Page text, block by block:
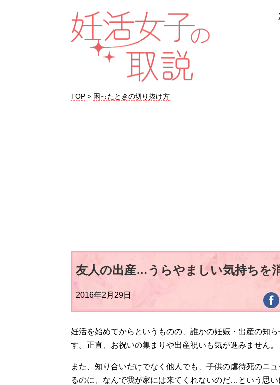
TOP > 困ったときの切り抜け方
友人の出産…うらやましい気持ちを
2016年2月29日
妊活を始めてからというものの、誰かの妊娠・出産の知
す。正直、お祝いの集まりや出産祝いも気が進みません。
また、知り合いだけでなく他人でも、子供の虐待死のニ
るのに、なんで我が家には来てくれないのだ…という思い